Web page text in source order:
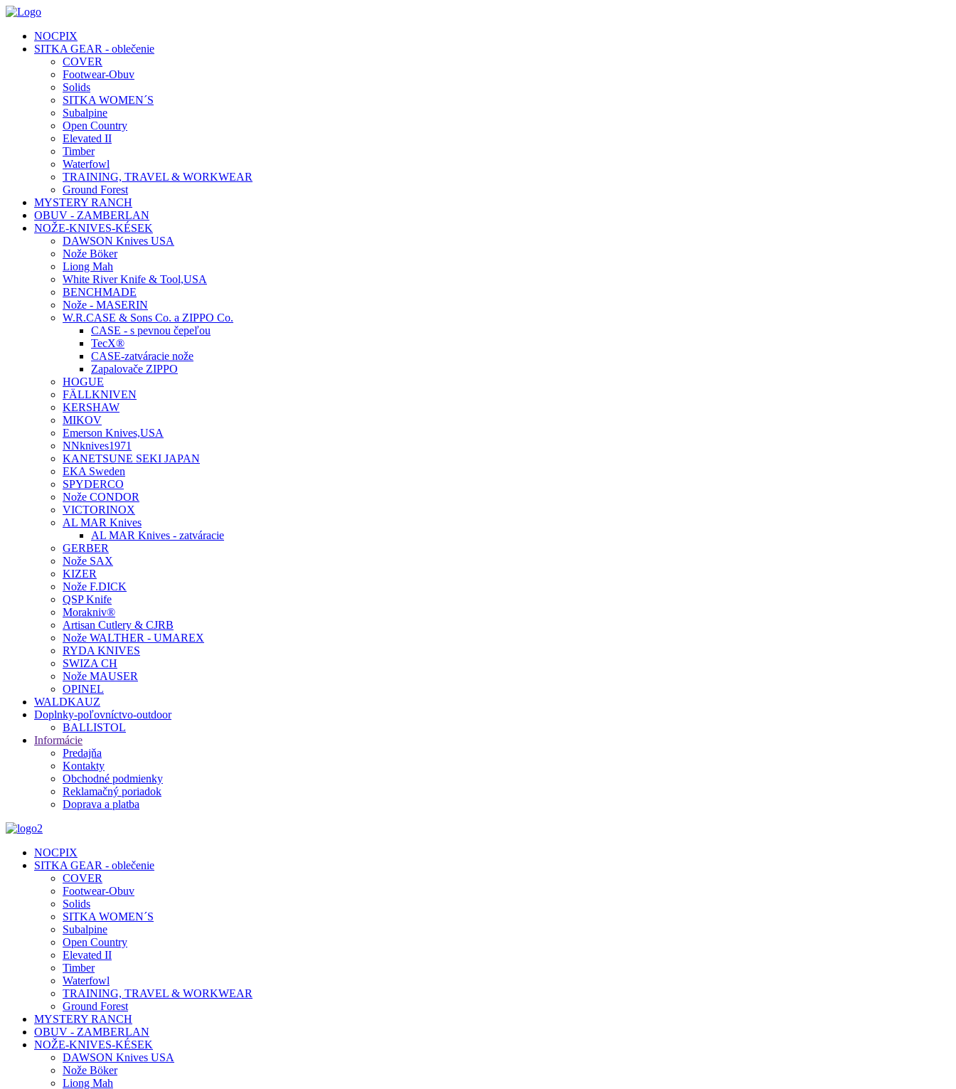
NOCPIX
SITKA GEAR - oblečenie
COVER
Footwear-Obuv
Solids
SITKA WOMEN´S
Subalpine
Open Country
Elevated II
Timber
Waterfowl
TRAINING, TRAVEL & WORKWEAR
Ground Forest
MYSTERY RANCH
OBUV - ZAMBERLAN
NOŽE-KNIVES-KÉSEK
DAWSON Knives USA
Nože Böker
Liong Mah
White River Knife & Tool,USA
BENCHMADE
Nože - MASERIN
W.R.CASE & Sons Co. a ZIPPO Co.
CASE - s pevnou čepeľou
TecX®
CASE-zatváracie nože
Zapalovače ZIPPO
HOGUE
FÄLLKNIVEN
KERSHAW
MIKOV
Emerson Knives,USA
NNknives1971
KANETSUNE SEKI JAPAN
EKA Sweden
SPYDERCO
Nože CONDOR
VICTORINOX
AL MAR Knives
AL MAR Knives - zatváracie
GERBER
Nože SAX
KIZER
Nože F.DICK
QSP Knife
Morakniv®
Artisan Cutlery & CJRB
Nože WALTHER - UMAREX
RYDA KNIVES
SWIZA CH
Nože MAUSER
OPINEL
WALDKAUZ
Doplnky-poľovníctvo-outdoor
BALLISTOL
Informácie
Predajňa
Kontakty
Obchodné podmienky
Reklamačný poriadok
Doprava a platba
NOCPIX
SITKA GEAR - oblečenie
COVER
Footwear-Obuv
Solids
SITKA WOMEN´S
Subalpine
Open Country
Elevated II
Timber
Waterfowl
TRAINING, TRAVEL & WORKWEAR
Ground Forest
MYSTERY RANCH
OBUV - ZAMBERLAN
NOŽE-KNIVES-KÉSEK
DAWSON Knives USA
Nože Böker
Liong Mah